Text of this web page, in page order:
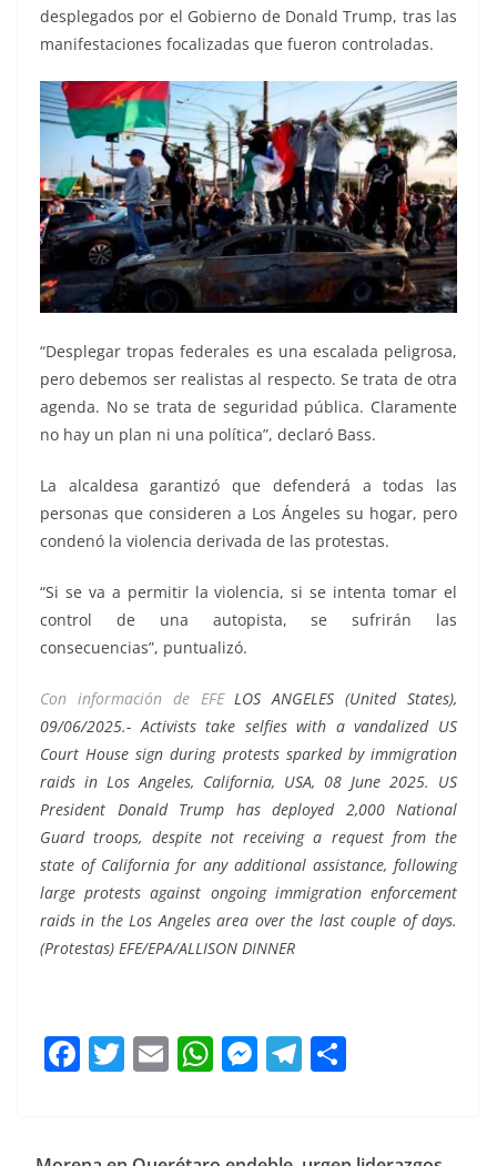
desplegados por el Gobierno de Donald Trump, tras las
manifestaciones focalizadas que fueron controladas.
“Desplegar tropas federales es una escalada peligrosa,
pero debemos ser realistas al respecto. Se trata de otra
agenda. No se trata de seguridad pública. Claramente
no hay un plan ni una política”, declaró Bass.
La alcaldesa garantizó que defenderá a todas las
personas que consideren a Los Ángeles su hogar, pero
condenó la violencia derivada de las protestas.
“Si se va a permitir la violencia, si se intenta tomar el
control de una autopista, se sufrirán las
consecuencias”, puntualizó.
Con información de EFELOS ANGELES (United States),
09/06/2025.- Activists take selfies with a vandalized US
Court House sign during protests sparked by immigration
raids in Los Angeles, California, USA, 08 June 2025. US
President Donald Trump has deployed 2,000 National
Guard troops, despite not receiving a request from the
state of California for any additional assistance, following
large protests against ongoing immigration enforcement
raids in the Los Angeles area over the last couple of days.
(Protestas) EFE/EPA/ALLISON DINNER
F T E W M T